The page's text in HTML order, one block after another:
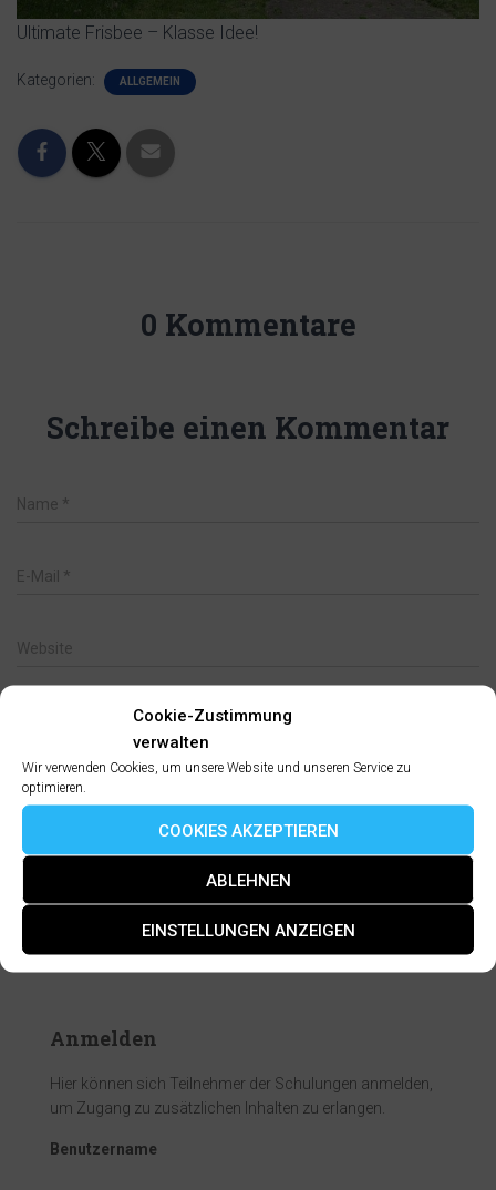
Cookie-Zustimmung
verwalten
Wir verwenden Cookies, um unsere Website und unseren Service zu
optimieren.
COOKIES AKZEPTIEREN
ABLEHNEN
EINSTELLUNGEN ANZEIGEN
Ultimate Frisbee – Klasse Idee!
Kategorien: ALLGEMEIN
0 Kommentare
Schreibe einen Kommentar
Name *
E-Mail *
Website
Was beschäftigt dich?
Anmelden
Hier können sich Teilnehmer der Schulungen anmelden,
um Zugang zu zusätzlichen Inhalten zu erlangen.
Benutzername